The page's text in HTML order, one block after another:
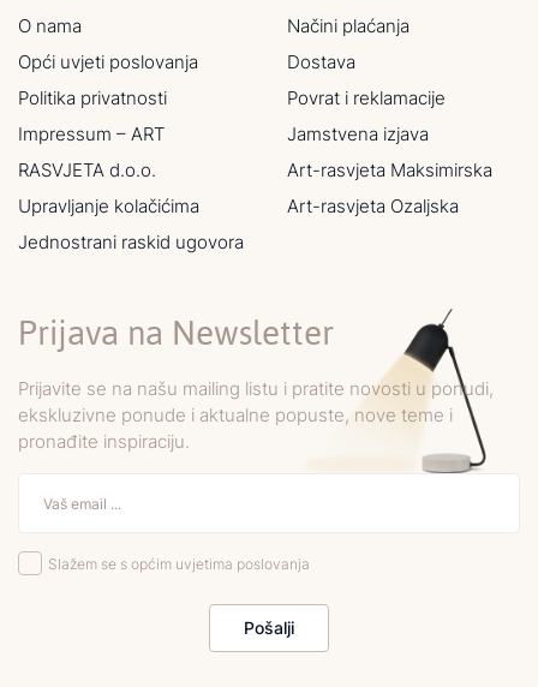
O nama
Opći uvjeti poslovanja
Politika privatnosti
Impressum – ART
RASVJETA d.o.o.
Upravljanje kolačićima
Jednostrani raskid ugovora
Načini plaćanja
Dostava
Povrat i reklamacije
Jamstvena izjava
Art-rasvjeta Maksimirska
Art-rasvjeta Ozaljska
Prijava na Newsletter
Prijavite se na našu mailing listu i pratite novosti u ponudi,
ekskluzivne ponude i aktualne popuste, nove teme i
pronađite inspiraciju.
Slažem se s općim uvjetima poslovanja
Pošalji